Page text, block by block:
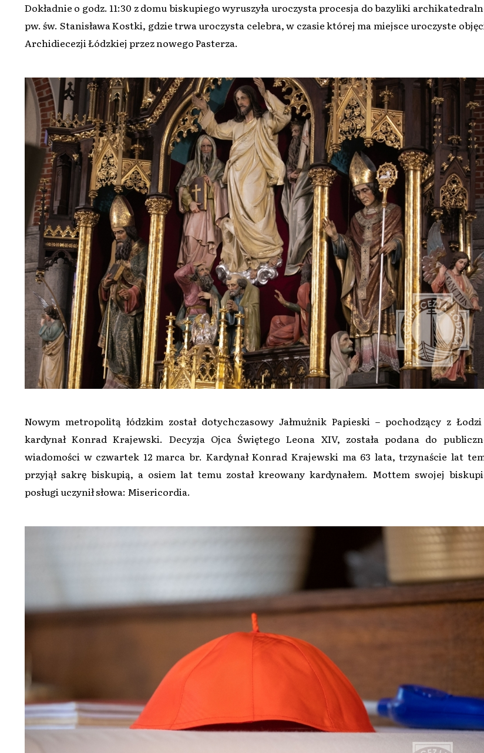
Dokładnie o godz. 11:30 z domu biskupiego wyruszyła uroczysta procesja do bazyliki
pw. św. Stanisława Kostki, gdzie trwa uroczysta celebra, w czasie której ma miejsce uroczyste
Archidiecezji Łódzkiej przez nowego Pasterza.
Nowym metropolitą łódzkim został dotychczasowy Jałmużnik Papieski – pochodzący z
kardynał Konrad Krajewski. Decyzja Ojca Świętego Leona XIV, została podana do
wiadomości w czwartek 12 marca br. Kardynał Konrad Krajewski ma 63 lata, trzynaście lat
przyjął sakrę biskupią, a osiem lat temu został kreowany kardynałem. Mottem swojej
posługi uczynił słowa: Misericordia.